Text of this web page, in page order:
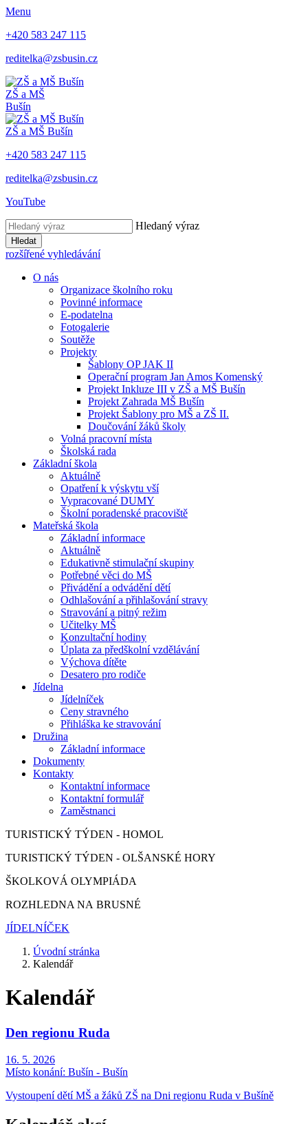
Menu
+420 583 247 115
reditelka@zsbusin.cz
ZŠ a MŠ
Bušín
ZŠ a MŠ Bušín
+420 583 247 115
reditelka@zsbusin.cz
YouTube
Hledaný výraz
Hledat
rozšířené vyhledávání
O nás
Organizace školního roku
Povinné informace
E-podatelna
Fotogalerie
Soutěže
Projekty
Šablony OP JAK II
Operační program Jan Amos Komenský
Projekt Inkluze III v ZŠ a MŠ Bušín
Projekt Zahrada MŠ Bušín
Projekt Šablony pro MŠ a ZŠ II.
Doučování žáků školy
Volná pracovní místa
Školská rada
Základní škola
Aktuálně
Opatření k výskytu vší
Vypracované DUMY
Školní poradenské pracoviště
Mateřská škola
Základní informace
Aktuálně
Edukativně stimulační skupiny
Potřebné věci do MŠ
Přivádění a odvádění dětí
Odhlašování a přihlašování stravy
Stravování a pitný režim
Učitelky MŠ
Konzultační hodiny
Úplata za předškolní vzdělávání
Výchova dítěte
Desatero pro rodiče
Jídelna
Jídelníček
Ceny stravného
Přihláška ke stravování
Družina
Základní informace
Dokumenty
Kontakty
Kontaktní informace
Kontaktní formulář
Zaměstnanci
TURISTICKÝ TÝDEN - HOMOL
TURISTICKÝ TÝDEN - OLŠANSKÉ HORY
ŠKOLKOVÁ OLYMPIÁDA
ROZHLEDNA NA BRUSNÉ
JÍDELNÍČEK
Úvodní stránka
Kalendář
Kalendář
Den regionu Ruda
16. 5. 2026
Místo konání: Bušín - Bušín
Vystoupení dětí MŠ a žáků ZŠ na Dni regionu Ruda v Bušíně